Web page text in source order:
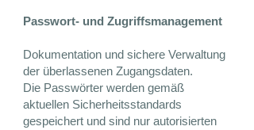
Passwort- und Zugriffsmanagement
Dokumentation und sichere Verwaltung
der überlassenen Zugangsdaten.
Die Passwörter werden gemäß
aktuellen Sicherheitsstandards
gespeichert und sind nur autorisierten